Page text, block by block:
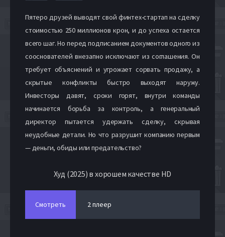
Пятеро друзей выводят свой финтех-стартап на сделку
стоимостью 250 миллионов крон, и до успеха остается
всего шаг. Но перед подписанием документов одного из
сооснователей внезапно исключают из соглашения. Он
требует объяснений и угрожает сорвать продажу, а
скрытые конфликты быстро выходят наружу.
Инвесторы давят, сроки горят, внутри команды
начинается борьба за контроль, а генеральный
директор пытается удержать сделку, скрывая
неудобные детали. Но что разрушит компанию первым
— деньги, обиды или предательство?
Худ (2025) в хорошем качестве HD
Смотреть 2 плеер